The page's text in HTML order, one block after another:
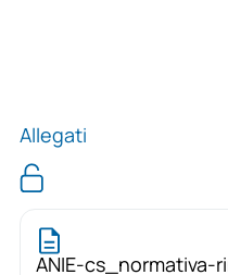
Allegati
ANIE-cs_normativa-